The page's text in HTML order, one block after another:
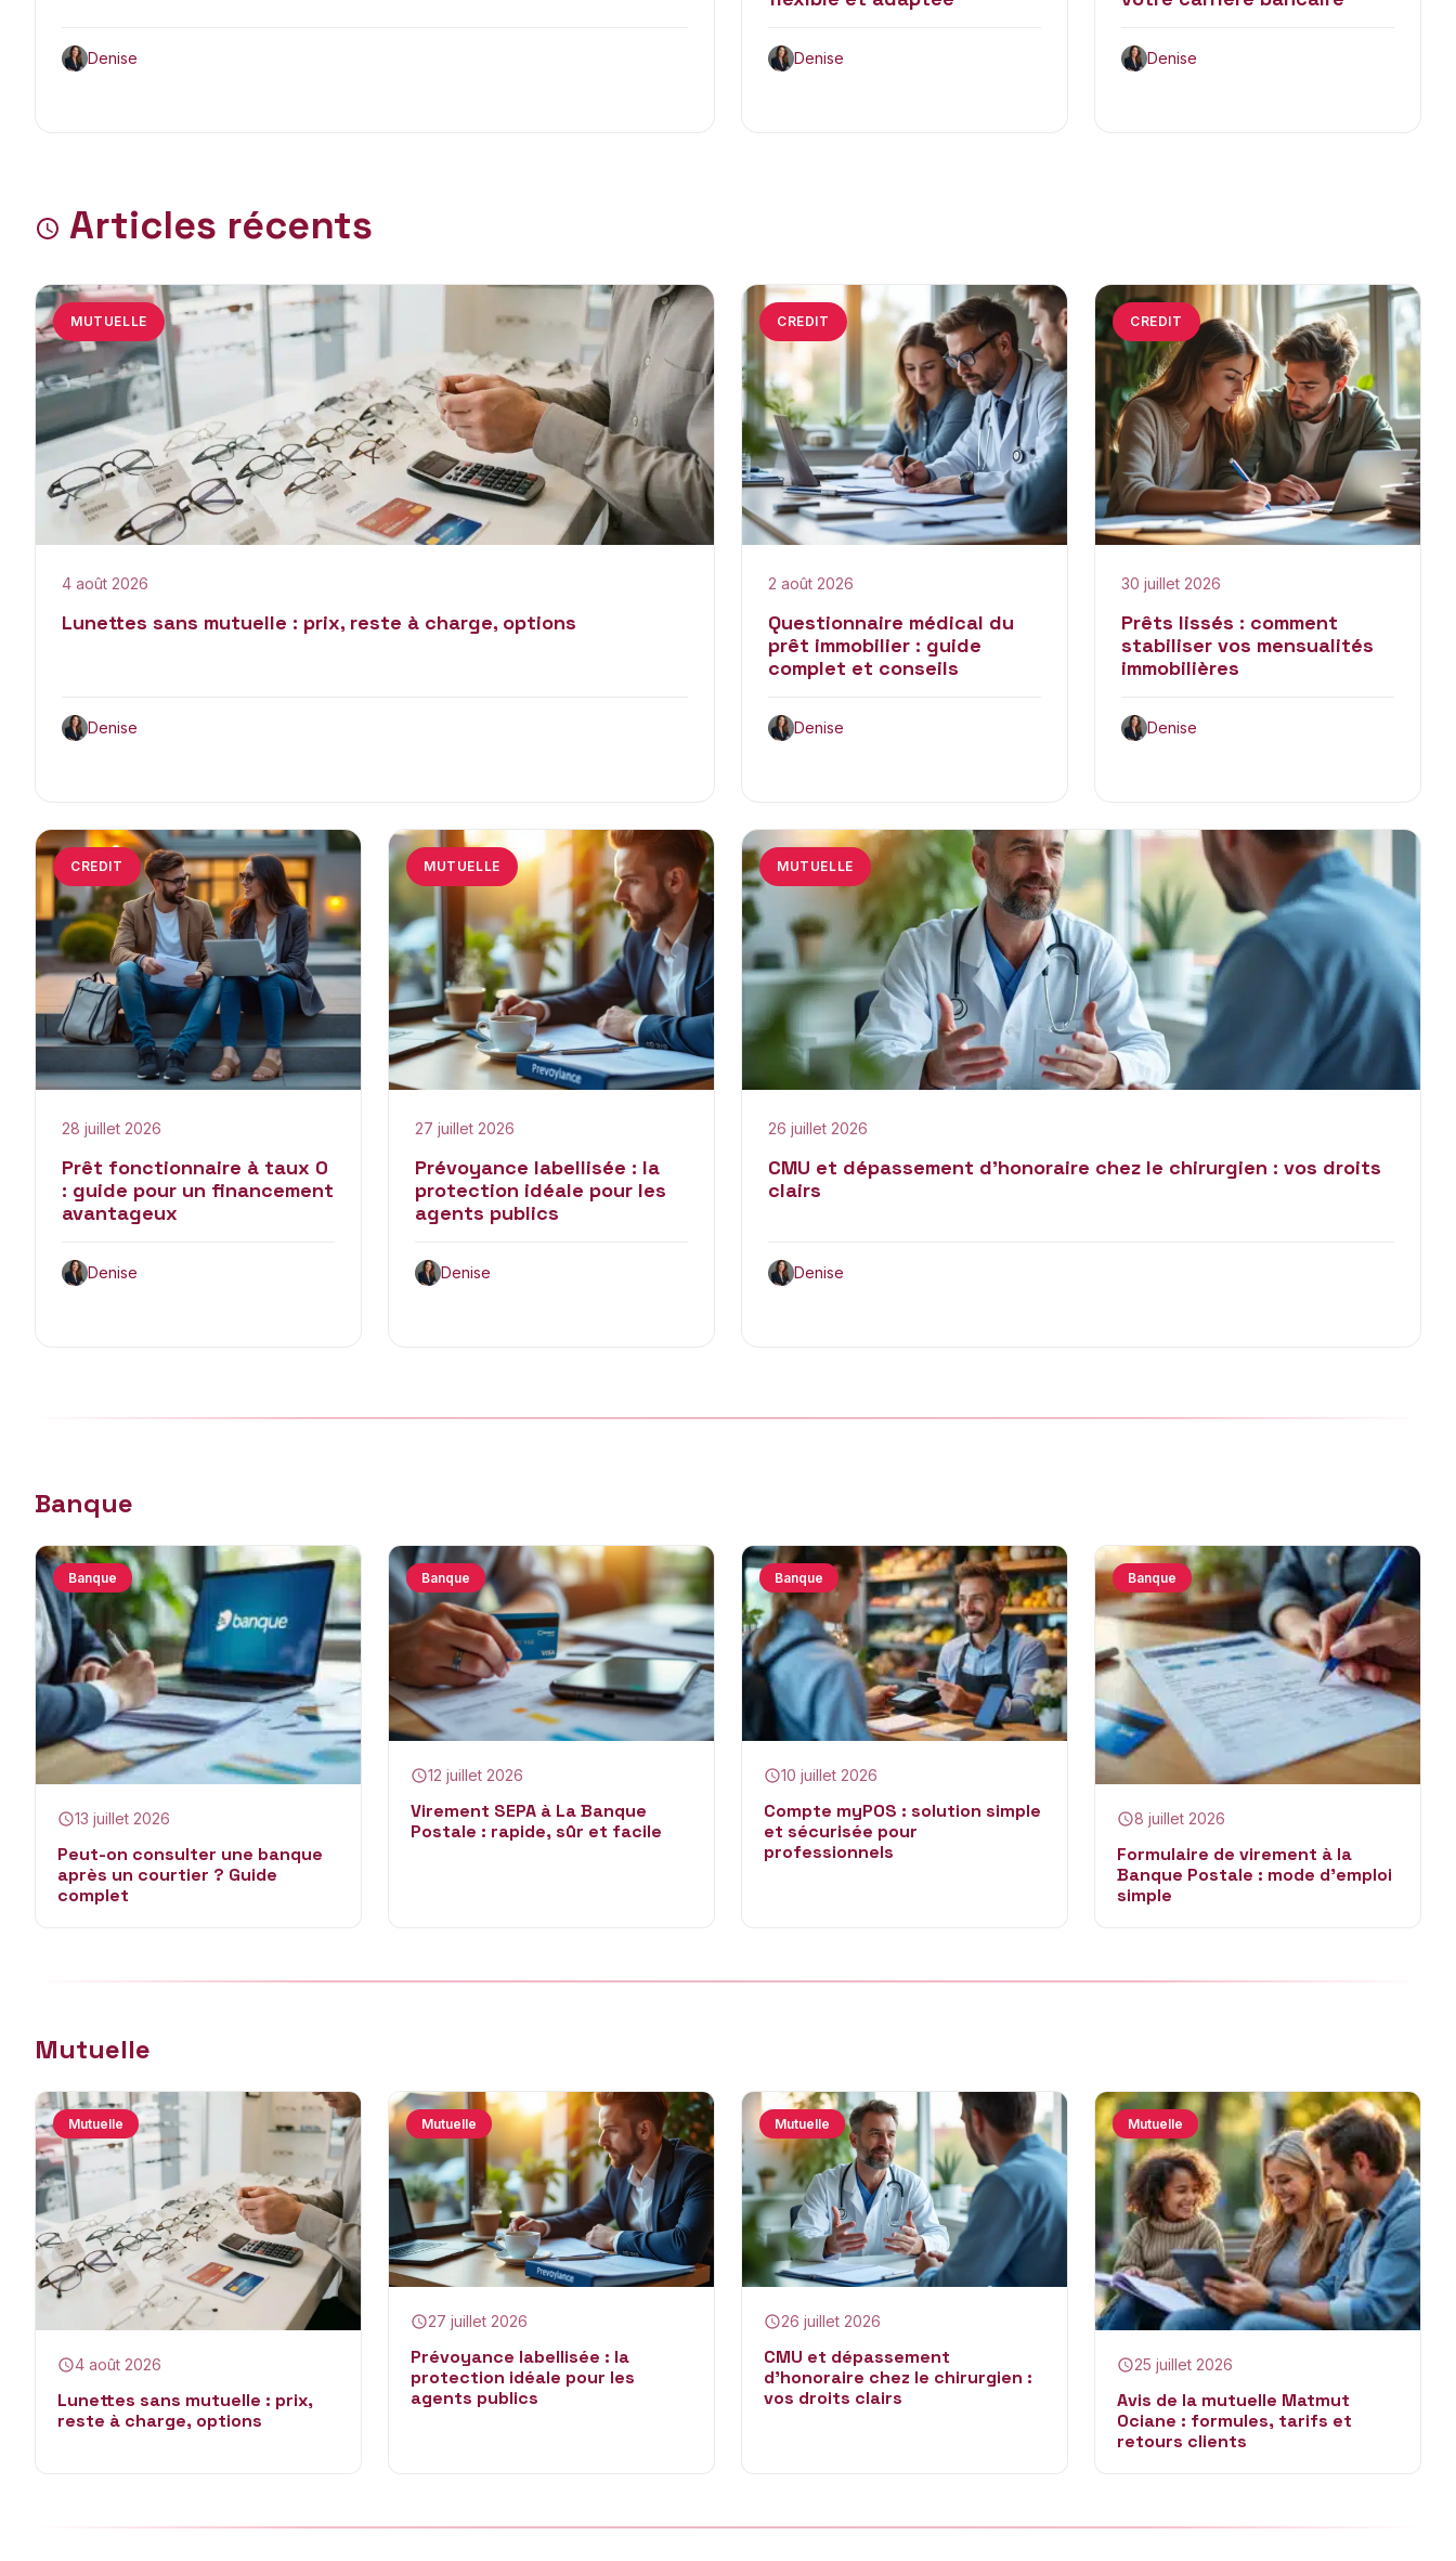
Denise Denise Denise
Articles récents
MUTUELLE
4 août 2026
Lunettes sans mutuelle : prix, reste à charge, options
Denise
CREDIT
2 août 2026
Questionnaire médical du
prêt immobilier : guide
complet et conseils
Denise
CREDIT
30 juillet 2026
Prêts lissés : comment
stabiliser vos mensualités
immobilières
Denise
CREDIT
28 juillet 2026
Prêt fonctionnaire à taux 0
: guide pour un financement
avantageux
Denise
MUTUELLE
27 juillet 2026
Prévoyance labellisée : la
protection idéale pour les
agents publics
Denise
MUTUELLE
26 juillet 2026
CMU et dépassement d’honoraire chez le chirurgien : vos droits
clairs
Denise
Banque
Banque
13 juillet 2026
Peut-on consulter une banque
après un courtier ? Guide
complet
Banque
12 juillet 2026
Virement SEPA à La Banque
Postale : rapide, sûr et facile
Banque
10 juillet 2026
Compte myPOS : solution simple
et sécurisée pour
professionnels
Banque
8 juillet 2026
Formulaire de virement à la
Banque Postale : mode d’emploi
simple
Mutuelle
Mutuelle
4 août 2026
Lunettes sans mutuelle : prix,
reste à charge, options
Mutuelle
27 juillet 2026
Prévoyance labellisée : la
protection idéale pour les
agents publics
Mutuelle
26 juillet 2026
CMU et dépassement
d’honoraire chez le chirurgien :
vos droits clairs
Mutuelle
25 juillet 2026
Avis de la mutuelle Matmut
Ociane : formules, tarifs et
retours clients